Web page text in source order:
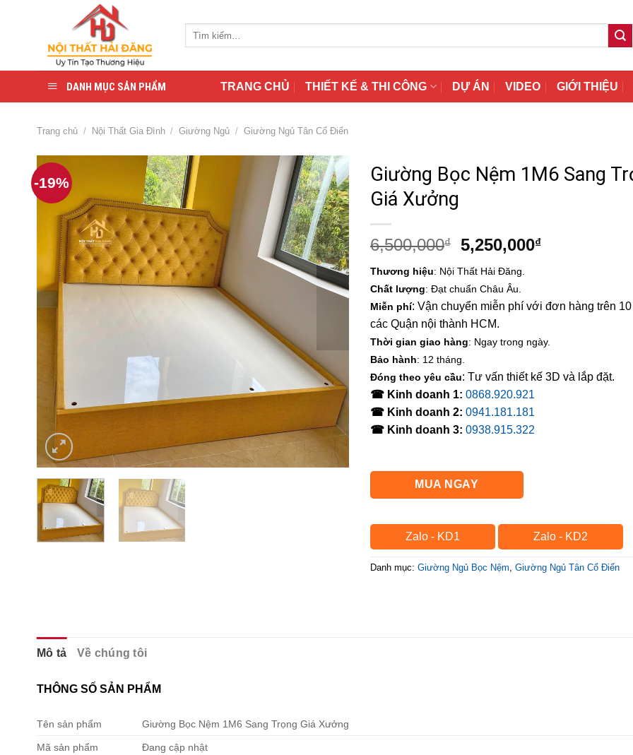
DANH MỤC SẢN PHẨM TRANG CHỦ THIẾT KẾ & THI CÔNG DỰ ÁN VIDEO GIỚI THIỆU
Trang chủ / Nội Thất Gia Đình / Giường Ngủ / Giường Ngủ Tân Cổ Điển
-19%
Giường Bọc Nệm 1M6 Sang
Giá Xưởng
6,500,000₫
Giá
là:
6,500,000₫.
5,250,000₫Giá
5,250,000₫.
Thương hiệu: Nội Thất Hải Đăng.
Chất lượng: Đạt chuẩn Châu Âu.
Miễn phí: Vận chuyển miễn phí với đơn hàng trên 10
các Quận nội thành HCM.
Thời gian giao hàng: Ngay trong ngày.
Bảo hành: 12 tháng.
Đóng theo yêu cầu: Tư vấn thiết kế 3D và lắp đặt.
☎ Kinh doanh 1: 0868.920.921
☎ Kinh doanh 2: 0941.181.181
☎ Kinh doanh 3: 0938.915.322
MUA NGAY
Zalo - KD1 Zalo - KD2
Danh mục: Giường Ngủ Bọc Nệm Giường Ngủ Tân Cổ Điển
Mô tả Về chúng tôi
THÔNG SỐ SẢN PHẨM
Tên sản phẩm Giường Bọc Nệm 1M6 Sang Trọng Giá Xưởng
Mã sản phẩm Đang cập nhật